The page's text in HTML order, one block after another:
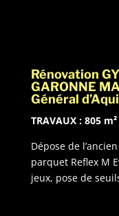
Rénovation
GARONNE
Général
TRAVAUX : 805 m²
Dépose de l’ancien
parquet Reflex M
jeux, pose de